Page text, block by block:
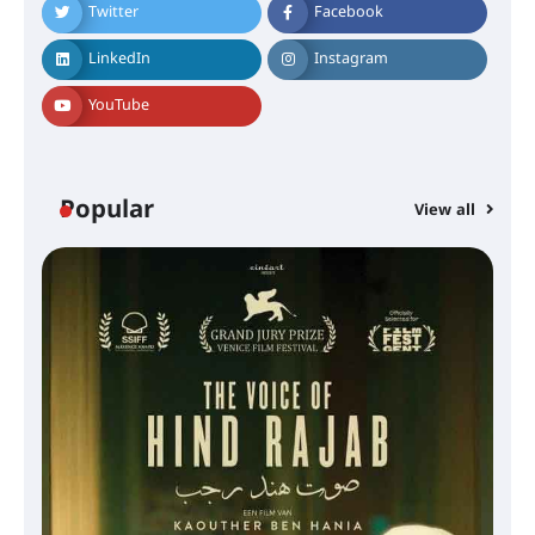
Twitter Facebook
LinkedIn Instagram
YouTube
Popular View all
സെന്റ് ജോസഫ്സ് കോളജ്
കോമേഴ്‌സ് അസോസിയേഷന്
തുടക്കമായി